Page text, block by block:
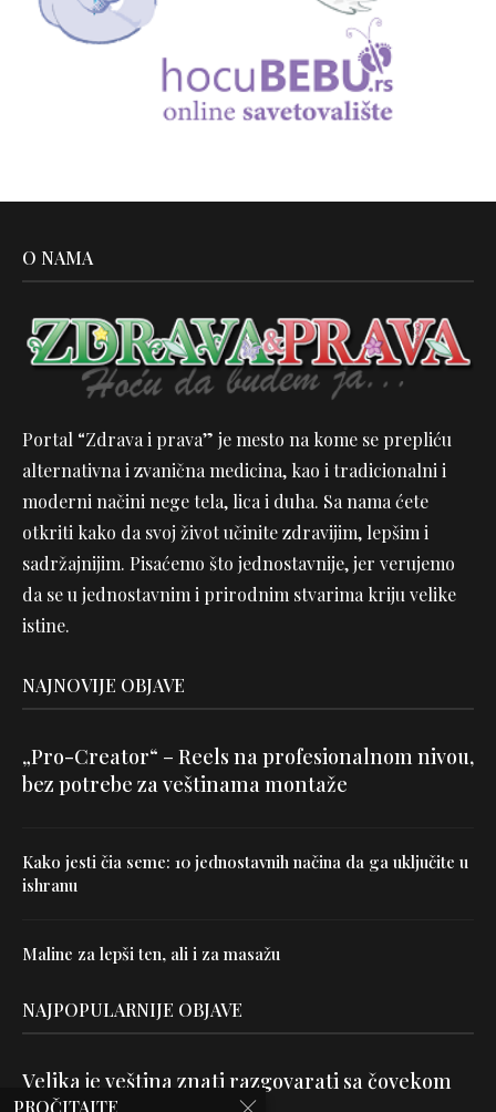
O NAMA
Portal “Zdrava i prava” je mesto na kome se prepliću
alternativna i zvanična medicina, kao i tradicionalni i
moderni načini nege tela, lica i duha. Sa nama ćete
otkriti kako da svoj život učinite zdravijim, lepšim i
sadržajnijim. Pisaćemo što jednostavnije, jer verujemo
da se u jednostavnim i prirodnim stvarima kriju velike
istine.
NAJNOVIJE OBJAVE
„Pro-Creator“ – Reels na profesionalnom nivou,
bez potrebe za veštinama montaže
Kako jesti čia seme: 10 jednostavnih načina da ga uključite u
ishranu
Maline za lepši ten, ali i za masažu
NAJPOPULARNIJE OBJAVE
Velika je veština znati razgovarati sa čovekom
PROČITAJTE